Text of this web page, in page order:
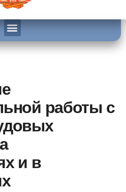
работы с
и в